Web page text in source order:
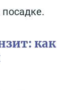
как